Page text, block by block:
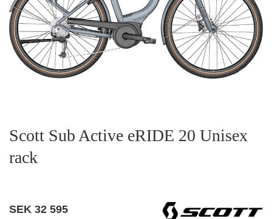
Scott Sub Active eRIDE 20 Unisex
rack
SEK 32 595